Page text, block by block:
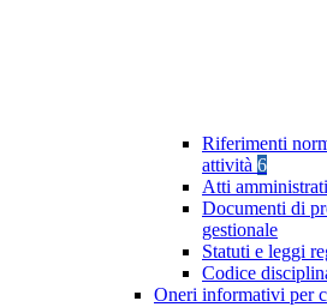
Riferimenti
attività 6
Atti
Documenti di
gestionale
Statuti e leggi
Codice
Oneri informativi per